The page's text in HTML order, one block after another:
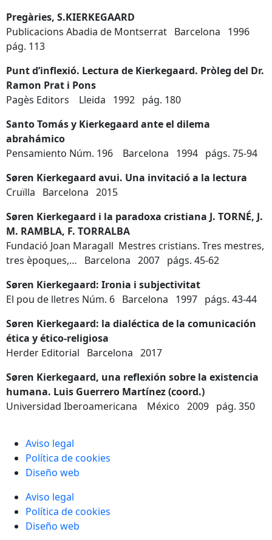
Pregàries, S.KIERKEGAARD
Publicacions Abadia de Montserrat Barcelona 1996
pág. 113
Punt d’inflexió. Lectura de Kierkegaard. Pròleg del Dr.
Ramon Prat i Pons
Pagès Editors Lleida 1992 pág. 180
Santo Tomás y Kierkegaard ante el dilema
abrahámico
Pensamiento Núm. 196 Barcelona 1994 págs. 75-94
Søren Kierkegaard avui. Una invitació a la lectura
Cruïlla Barcelona 2015
Søren Kierkegaard i la paradoxa cristiana J. TORNÉ, J.
M. RAMBLA, F. TORRALBA
Fundació Joan Maragall Mestres cristians. Tres mestres,
tres èpoques,… Barcelona 2007 págs. 45-62
Søren Kierkegaard: Ironia i subjectivitat
El pou de lletres Núm. 6 Barcelona 1997 págs. 43-44
Søren Kierkegaard: la dialéctica de la comunicación
ética y ético-religiosa
Herder Editorial Barcelona 2017
Søren Kierkegaard, una reflexión sobre la existencia
humana. Luis Guerrero Martínez (coord.)
Universidad Iberoamericana México 2009 pág. 350
Aviso legal
Política de cookies
Diseño web
Aviso legal
Política de cookies
Diseño web